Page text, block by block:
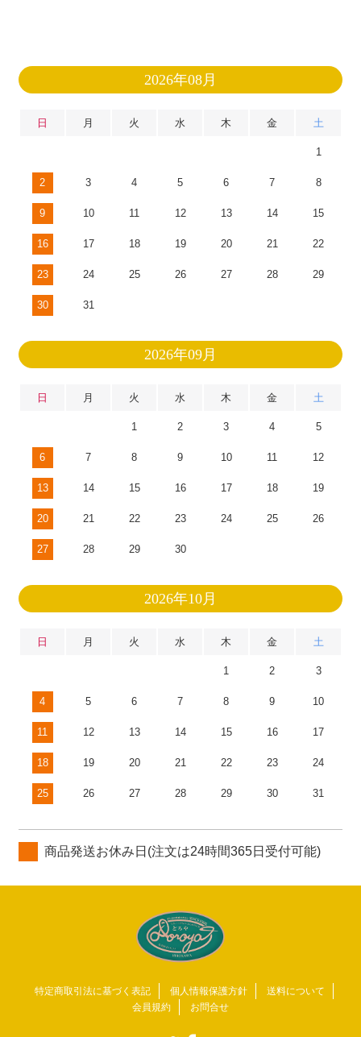
2026年08月
日 月 火 水 木 金 土
1
2 3 4 5 6 7 8
9 10 11 12 13 14 15
16 17 18 19 20 21 22
23 24 25 26 27 28 29
30 31
2026年09月
日 月 火 水 木 金 土
1 2 3 4 5
6 7 8 9 10 11 12
13 14 15 16 17 18 19
20 21 22 23 24 25 26
27 28 29 30
2026年10月
日 月 火 水 木 金 土
1 2 3
4 5 6 7 8 9 10
11 12 13 14 15 16 17
18 19 20 21 22 23 24
25 26 27 28 29 30 31
商品発送お休み日(注文は24時間365日受付可能)
特定商取引法に基づく表記 個人情報保護方針
送料について
会員規約
お問合せ